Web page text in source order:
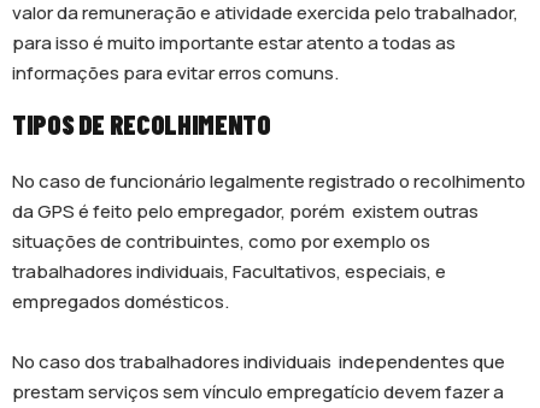
valor da remuneração e atividade exercida pelo trabalhador,
para isso é muito importante estar atento a todas as
informações para evitar erros comuns.
TIPOS DE RECOLHIMENTO
No caso de funcionário legalmente registrado o recolhimento
da GPS é feito pelo empregador, porém existem outras
situações de contribuintes, como por exemplo os
trabalhadores individuais, Facultativos, especiais, e
empregados domésticos.
No caso dos trabalhadores individuais independentes que
prestam serviços sem vínculo empregatício devem fazer a